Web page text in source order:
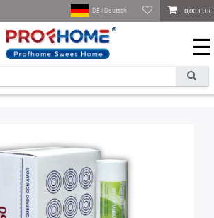
0,00 EUR
DE | Deutsch
☰